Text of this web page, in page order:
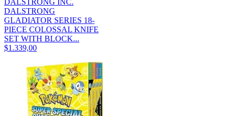
DALSTRONG
GLADIATOR SERIES 18-
PIECE COLOSSAL KNIFE
SET WITH BLOCK...
$1.339,00